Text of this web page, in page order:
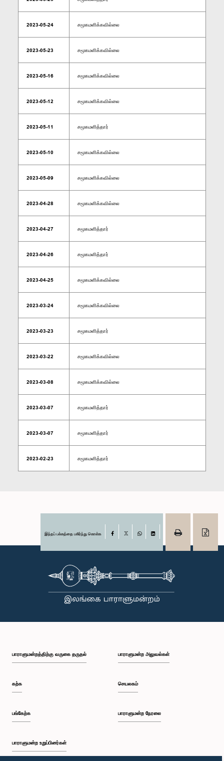
2023-05-24 சமூகமளிக்கவில்லை
2023-05-23 சமூகமளிக்கவில்லை
2023-05-16 சமூகமளிக்கவில்லை
2023-05-12 சமூகமளிக்கவில்லை
2023-05-11 சமூகமளித்தார்
2023-05-10 சமூகமளிக்கவில்லை
2023-05-09 சமூகமளிக்கவில்லை
2023-04-28 சமூகமளிக்கவில்லை
2023-04-27 சமூகமளித்தார்
2023-04-26 சமூகமளித்தார்
2023-04-25 சமூகமளிக்கவில்லை
2023-03-24 சமூகமளிக்கவில்லை
2023-03-23 சமூகமளித்தார்
2023-03-22 சமூகமளிக்கவில்லை
2023-03-08 சமூகமளிக்கவில்லை
2023-03-07 சமூகமளித்தார்
2023-03-07 சமூகமளித்தார்
2023-02-23 சமூகமளித்தார்
இந்தப் பக்கத்தை பகிர்ந்து கொள்க Facebook
பாராளுமன்றத்திற்கு வருகை தருதல்
கற்க
பங்கேற்க
பாராளுமன்ற உறுப்பினர்கள்
பாராளுமன்ற அலுவல்கள்
செயலகம்
பாராளுமன்ற நேரலை